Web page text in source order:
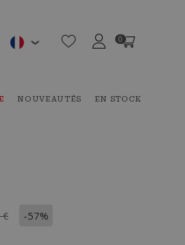
0
NOUVEAUTÉS EN STOCK
€ -57%